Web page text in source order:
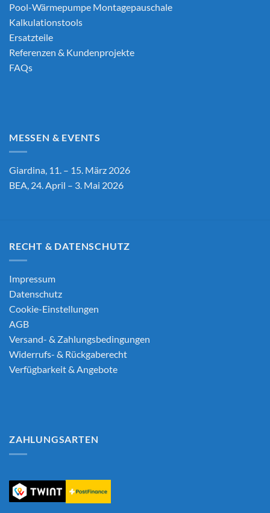
Pool-Wärmepumpe Montagepauschale
Kalkulationstools
Ersatzteile
Referenzen & Kundenprojekte
FAQs
MESSEN & EVENTS
Giardina, 11. – 15. März 2026
BEA, 24. April – 3. Mai 2026
RECHT & DATENSCHUTZ
Impressum
Datenschutz
Cookie-Einstellungen
AGB
Versand- & Zahlungsbedingungen
Widerrufs- & Rückgaberecht
Verfügbarkeit & Angebote
ZAHLUNGSARTEN